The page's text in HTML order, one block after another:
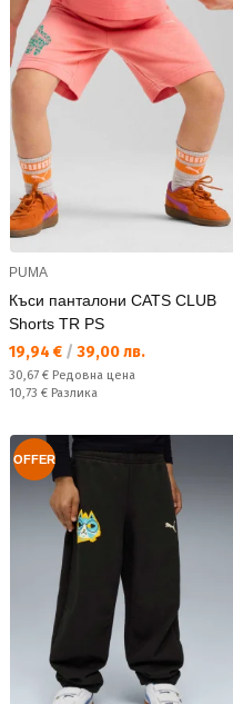
PUMA
Къси панталони CATS CLUB
Shorts TR PS
Текуща цена:
19,94 € / 39,00 лв.
Редовна цена:
30,67 € Редовна цена
Спестявате:
10,73 € Разлика
OFFER